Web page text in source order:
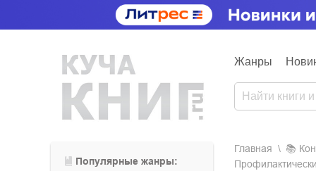
Жанры
Популярные жанры:
Главная 📚